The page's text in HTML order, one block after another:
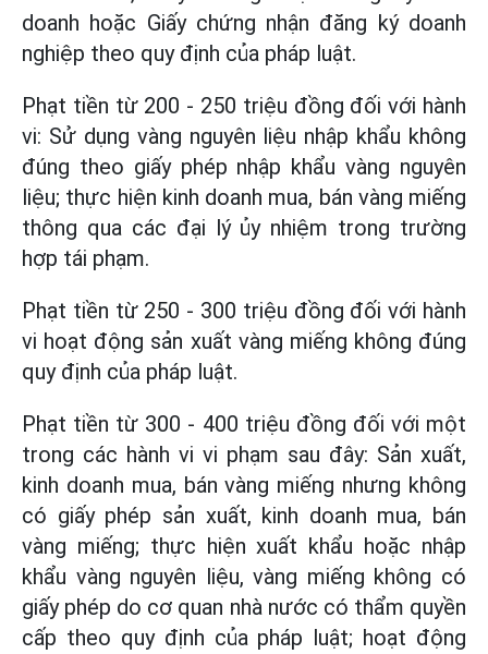
doanh hoặc Giấy chứng nhận đăng ký doanh
nghiệp theo quy định của pháp luật.
Phạt tiền từ 200 - 250 triệu đồng đối với hành
vi: Sử dụng vàng nguyên liệu nhập khẩu không
đúng theo giấy phép nhập khẩu vàng nguyên
liệu; thực hiện kinh doanh mua, bán vàng miếng
thông qua các đại lý ủy nhiệm trong trường
hợp tái phạm.
Phạt tiền từ 250 - 300 triệu đồng đối với hành
vi hoạt động sản xuất vàng miếng không đúng
quy định của pháp luật.
Phạt tiền từ 300 - 400 triệu đồng đối với một
trong các hành vi vi phạm sau đây: Sản xuất,
kinh doanh mua, bán vàng miếng nhưng không
có giấy phép sản xuất, kinh doanh mua, bán
vàng miếng; thực hiện xuất khẩu hoặc nhập
khẩu vàng nguyên liệu, vàng miếng không có
giấy phép do cơ quan nhà nước có thẩm quyền
cấp theo quy định của pháp luật; hoạt động